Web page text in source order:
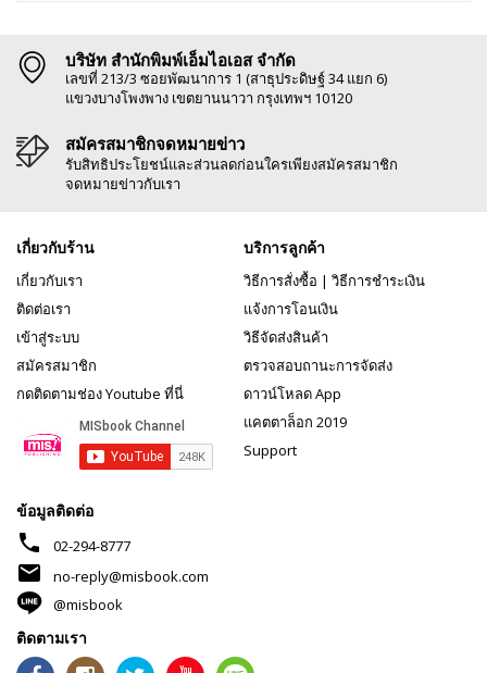
บริษัท สำนักพิมพ์เอ็มไอเอส จำกัด
เลขที่ 213/3 ซอยพัฒนาการ 1 (สาธุประดิษฐ์ 34 แยก 6)
แขวงบางโพงพาง เขตยานนาวา กรุงเทพฯ 10120
สมัครสมาชิกจดหมายข่าว
รับสิทธิประโยชน์และส่วนลดก่อนใครเพียงสมัครสมาชิก
จดหมายข่าวกับเรา
เกี่ยวกับร้าน
เกี่ยวกับเรา
ติดต่อเรา
เข้าสู่ระบบ
สมัครสมาชิก
กดติดตามช่อง Youtube ที่นี่
บริการลูกค้า
วิธีการสั่งซื้อ | วิธีการชำระเงิน
แจ้งการโอนเงิน
วิธีจัดส่งสินค้า
ตรวจสอบถานะการจัดส่ง
ดาวน์โหลด App
แคตตาล็อก 2019
Support
ข้อมูลติดต่อ
phone 02-294-8777
mail
no-reply@misbook.com
@misbook
ติดตามเรา